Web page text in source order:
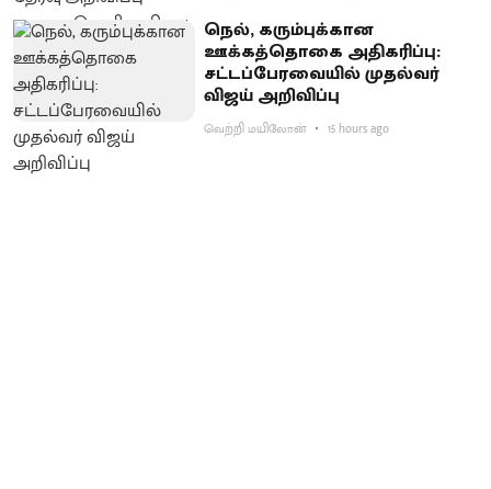
நெல், கரும்புக்கான
ஊக்கத்தொகை அதிகரிப்பு:
சட்டப்பேரவையில் முதல்வர்
விஜய் அறிவிப்பு
வெற்றி மயிலோன் 15 hours ago